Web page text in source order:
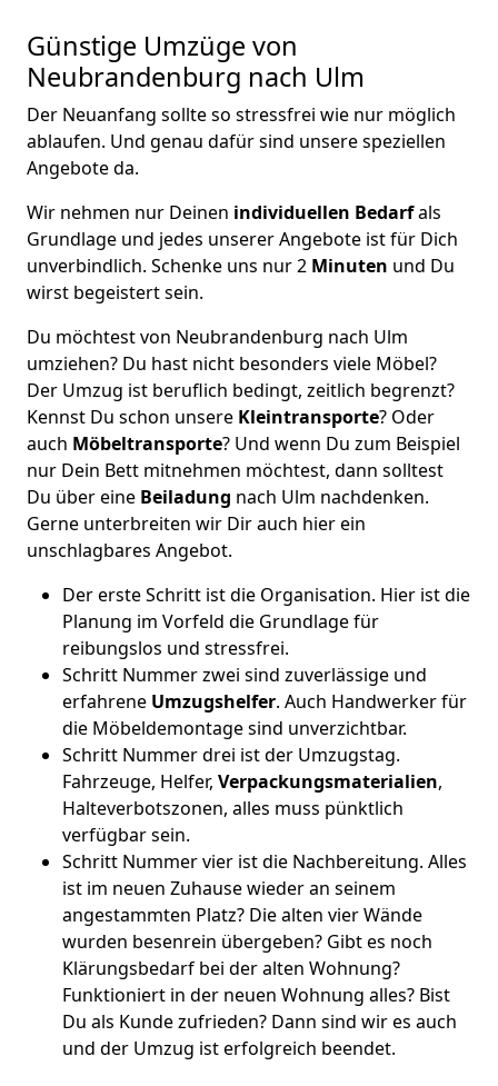
Günstige Umzüge von
Neubrandenburg nach Ulm
Der Neuanfang sollte so stressfrei wie nur möglich
ablaufen. Und genau dafür sind unsere speziellen
Angebote da.
Wir nehmen nur Deinen individuellen Bedarfals
Grundlage und jedes unserer Angebote ist für Dich
unverbindlich. Schenke uns nur 2 Minuten und Du
wirst begeistert sein.
Du möchtest von Neubrandenburg nach Ulm
umziehen? Du hast nicht besonders viele Möbel?
Der Umzug ist beruflich bedingt, zeitlich begrenzt?
Kennst Du schon unsere Kleintransporte? Oder
auch Möbeltransporte? Und wenn Du zum Beispiel
nur Dein Bett mitnehmen möchtest, dann solltest
Du über eine Beiladung nach Ulm nachdenken.
Gerne unterbreiten wir Dir auch hier ein
unschlagbares Angebot.
Der erste Schritt ist die Organisation. Hier ist die
Planung im Vorfeld die Grundlage für
reibungslos und stressfrei.
Schritt Nummer zwei sind zuverlässige und
erfahrene Umzugshelfer. Auch Handwerker für
die Möbeldemontage sind unverzichtbar.
Schritt Nummer drei ist der Umzugstag.
Fahrzeuge, Helfer, Verpackungsmaterialien,
Halteverbotszonen, alles muss pünktlich
verfügbar sein.
Schritt Nummer vier ist die Nachbereitung. Alles
ist im neuen Zuhause wieder an seinem
angestammten Platz? Die alten vier Wände
wurden besenrein übergeben? Gibt es noch
Klärungsbedarf bei der alten Wohnung?
Funktioniert in der neuen Wohnung alles? Bist
Du als Kunde zufrieden? Dann sind wir es auch
und der Umzug ist erfolgreich beendet.